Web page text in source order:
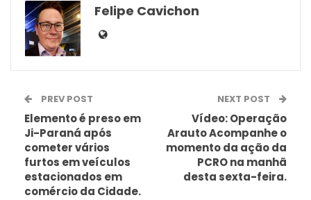
Felipe Cavichon
PREV POST
Elemento é preso em
Ji-Paraná após
cometer vários
furtos em veículos
estacionados em
comércio da Cidade.
NEXT POST
Vídeo: Operação
Arauto Acompanhe o
momento da ação da
PCRO na manhã
desta sexta-feira.